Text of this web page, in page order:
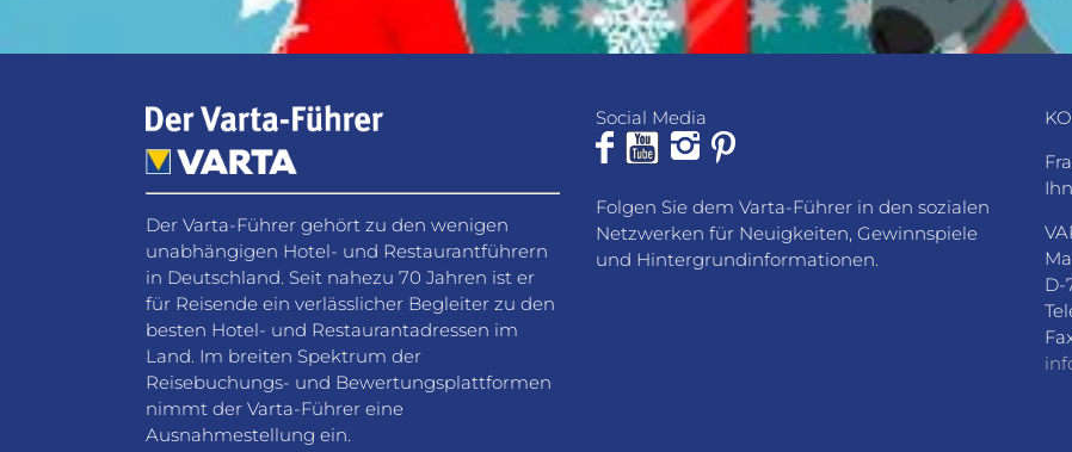
Der Varta-Führer gehört zu den wenigen
unabhängigen Hotel- und Restaurantführern
in Deutschland. Seit nahezu 70 Jahren ist er
für Reisende ein verlässlicher Begleiter zu den
besten Hotel- und Restaurantadressen im
Land. Im breiten Spektrum der
Reisebuchungs- und Bewertungsplattformen
nimmt der Varta-Führer eine
Ausnahmestellung ein.
Social Media
Folgen Sie dem Varta-Führer in den sozialen
Netzwerken für Neuigkeiten, Gewinnspiele
und Hintergrundinformationen.
D-